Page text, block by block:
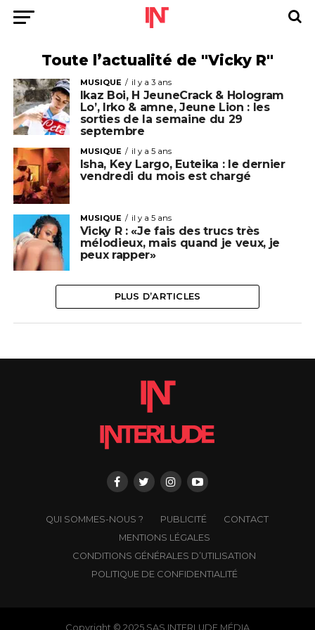
Toute l’actualité de "Vicky R"
MUSIQUE il y a 3 ans
Ikaz Boi, H JeuneCrack & Hologram
Lo’, Irko & amne, Jeune Lion : les
sorties de la semaine du 29
septembre
MUSIQUE il y a 5 ans
Isha, Key Largo, Euteika : le dernier
vendredi du mois est chargé
MUSIQUE il y a 5 ans
Vicky R : «Je fais des trucs très
mélodieux, mais quand je veux, je
peux rapper»
PLUS D’ARTICLES
QUI SOMMES-NOUS ? PUBLICITÉ
CONTACT
MENTIONS LÉGALES
CONDITIONS GÉNÉRALES D’UTILISATION
POLITIQUE DE CONFIDENTIALITÉ
Copyright © 2025 SAS INTERLUDE MÉDIA